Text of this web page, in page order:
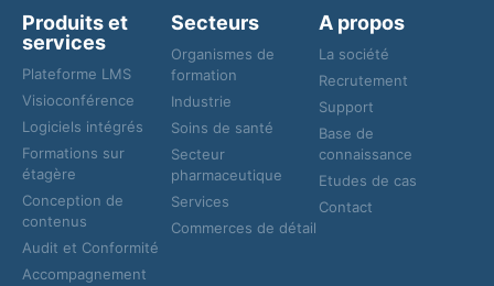
Produits et
services
Plateforme LMS
Visioconférence
Logiciels intégrés
Formations sur
étagère
Conception de
contenus
Audit et Conformité
Accompagnement
Secteurs
Organismes de
formation
Industrie
Soins de santé
Secteur
pharmaceutique
Services
Commerces de détail
A propos
La société
Recrutement
Support
Base de
connaissance
Etudes de cas
Contact